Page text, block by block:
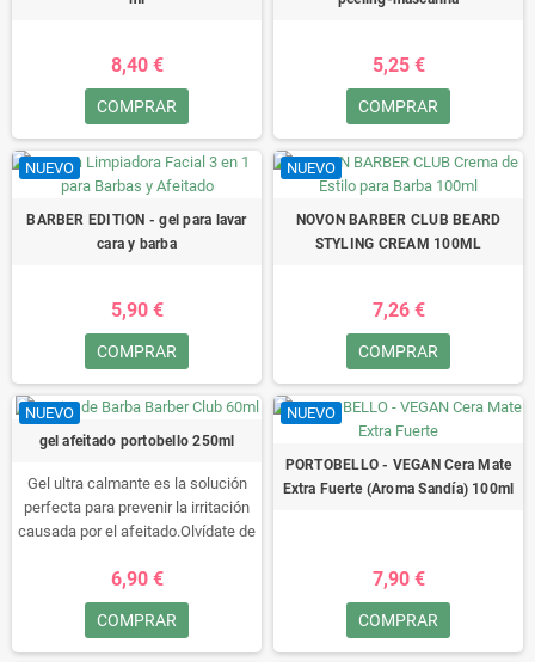
8,40 €
COMPRAR
5,25 €
COMPRAR
NUEVO
BARBER EDITION - gel para lavar
cara y barba
5,90 €
COMPRAR
NUEVO
NOVON BARBER CLUB BEARD
STYLING CREAM 100ML
7,26 €
COMPRAR
NUEVO
gel afeitado portobello 250ml
Gel ultra calmante es la solución
perfecta para prevenir la irritación
causada por el afeitado.Olvídate de
confort que necesitas sin dejar
residuos.Su innovadora fórmula sin
espuma, ofreciendo una
experiencia de afeitado sin igual
6,90 €
COMPRAR
NUEVO
PORTOBELLO - VEGAN Cera Mate
Extra Fuerte (Aroma Sandía) 100ml
7,90 €
COMPRAR